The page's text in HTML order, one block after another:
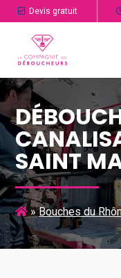
Devis gratuit
SAINT
»Bouches du